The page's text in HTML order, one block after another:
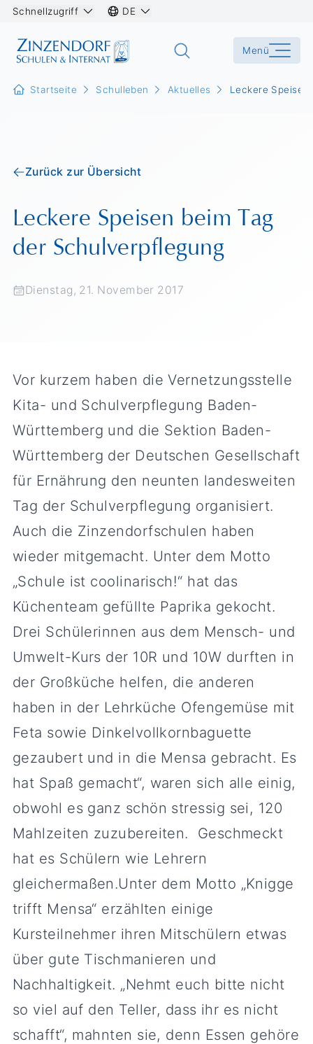
Schnellzugriff DE
Menü
Startseite Schulleben Aktuelles Leckere
Zurück zur Übersicht
Leckere Speisen beim Tag
der Schulverpflegung
Dienstag, 21. November 2017
Vor kurzem haben die Vernetzungsstelle
Kita- und Schulverpflegung Baden-
Württemberg und die Sektion Baden-
Württemberg der Deutschen Gesellschaft
für Ernährung den neunten landesweiten
Tag der Schulverpflegung organisiert.
Auch die Zinzendorfschulen haben
wieder mitgemacht. Unter dem Motto
„Schule ist coolinarisch!“ hat das
Küchenteam gefüllte Paprika gekocht.
Drei Schülerinnen aus dem Mensch- und
Umwelt-Kurs der 10R und 10W durften in
der Großküche helfen, die anderen
haben in der Lehrküche Ofengemüse mit
Feta sowie Dinkelvollkornbaguette
gezaubert und in die Mensa gebracht. Es
hat Spaß gemacht“, waren sich alle einig,
obwohl es ganz schön stressig sei, 120
Mahlzeiten zuzubereiten. Geschmeckt
hat es Schülern wie Lehrern
gleichermaßen.Unter dem Motto „Knigge
trifft Mensa“ erzählten einige
Kursteilnehmer ihren Mitschülern etwas
über gute Tischmanieren und
Nachhaltigkeit. „Nehmt euch bitte nicht
so viel auf den Teller, dass ihr es nicht
schafft“, mahnten sie, denn Essen gehöre